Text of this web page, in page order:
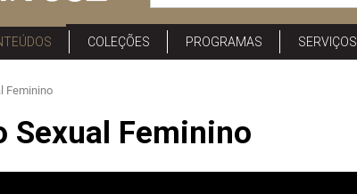
COLEÇÕES PROGRAMAS SERVIÇOS
Feminino
Sexual Feminino